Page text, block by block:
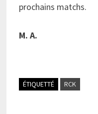
prochains matchs.
M. A.
ÉTIQUETTÉ RCK